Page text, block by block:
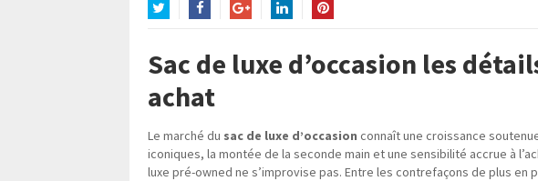
Sac de luxe d’occasion les
achat
Le marché du sac de luxe d’occasion connaît une croissance
iconiques, la montée de la seconde main et une sensibilité accrue à
luxe pré-owned ne s’improvise pas. Entre les contrefaçons de plus en